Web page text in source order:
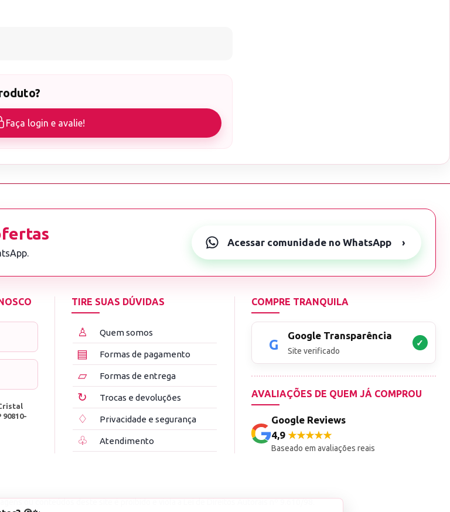
Faça login e avalie!
Acessar comunidade no WhatsApp ›
TIRE SUAS DÚVIDAS
♙ Quem somos
▤ Formas de pagamento
▱ Formas de entrega
↻ Trocas e devoluções
♢ Privacidade e segurança
♧ Atendimento
COMPRE TRANQUILA
Google Transparência
Site verificado
✓
AVALIAÇÕES DE QUEM JÁ COMPROU
Google Reviews
4,9★★★★★
Baseado em avaliações reais